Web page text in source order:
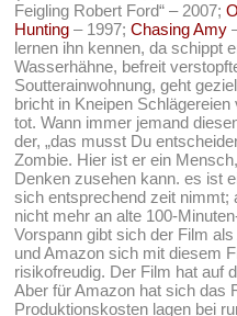
Feigling Robert Ford“ – 2007;
Hunting – 1997;Chasing Amy
lernen ihn kennen, da schippt
Wasserhähne, befreit
Soutterainwohnung, geht
bricht in Kneipen
tot. Wann immer jemand
der, „das musst Du
Zombie. Hier ist er ein
Denken zusehen kann. es ist
sich entsprechend zeit nimmt;
nicht mehr an alte 100-
Vorspann gibt sich der Film
und Amazon sich mit diesem
risikofreudig. Der Film hat auf
Aber für Amazon hat sich das
Produktionskosten lagen bei